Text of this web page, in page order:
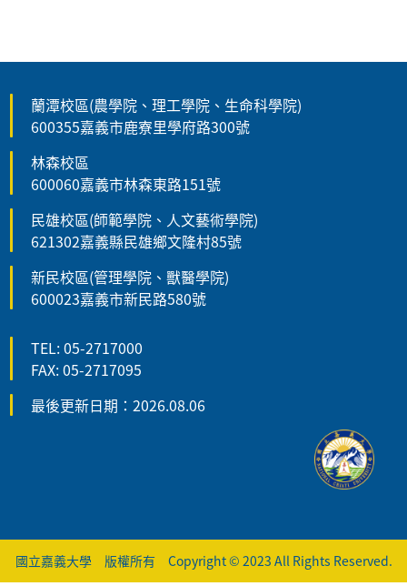
蘭潭校區(農學院、理工學院、生命科學院)
600355嘉義市鹿寮里學府路300號
林森校區
600060嘉義市林森東路151號
民雄校區(師範學院、人文藝術學院)
621302嘉義縣民雄鄉文隆村85號
新民校區(管理學院、獸醫學院)
600023嘉義市新民路580號
TEL: 05-2717000
FAX: 05-2717095
最後更新日期：2026.08.06
國立嘉義大學 版權所有 Copyright © 2023 All Rights Reserved.